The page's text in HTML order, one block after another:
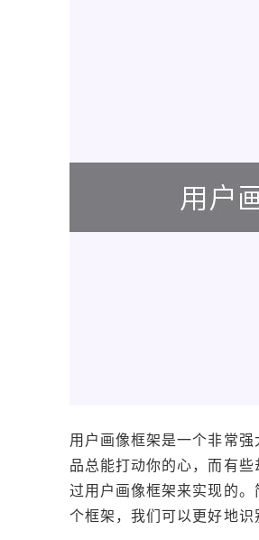
用户画像框架是一个非常
品总能打动你的心，而有
过用户画像框架来实现的
个框架，我们可以更好地识